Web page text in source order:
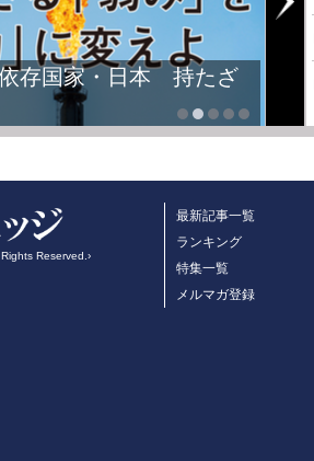
存国家・日本 持たざ
Reserved.›
最新記事一覧
ランキング
特集一覧
メルマガ登録